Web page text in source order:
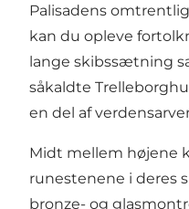
Palisadens
kan du opleve
lange skibssætning
såkaldte
en del af
Midt mellem højene
runestenene i deres
bronze- og